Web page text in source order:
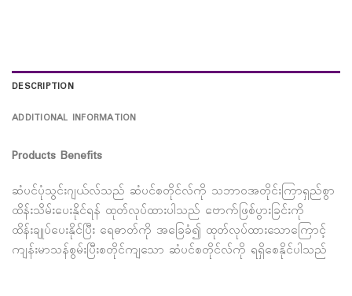
DESCRIPTION
ADDITIONAL INFORMATION
Products Benefits
ဆံပင်ပုံသွင်းဂျယ်လ်သည် ဆံပင်စတိုင်လ်ကို သဘာ၀အတိုင်းကြာရှည်စွာ
ထိန်းသိမ်းပေးနိုင်ရန် ထုတ်လုပ်ထားပါသည် ဗောက်ဖြစ်ပွားခြင်းကို
ထိန်းချုပ်ပေးနိုင်ပြီး ရေဓာတ်ကို အခြေခံ၍ ထုတ်လုပ်ထားသောကြောင့်
ကျန်းမာသန်စွမ်းပြီးစတိုင်ကျသော ဆံပင်စတိုင်လ်ကို ရရှိစေနိုင်ပါသည်